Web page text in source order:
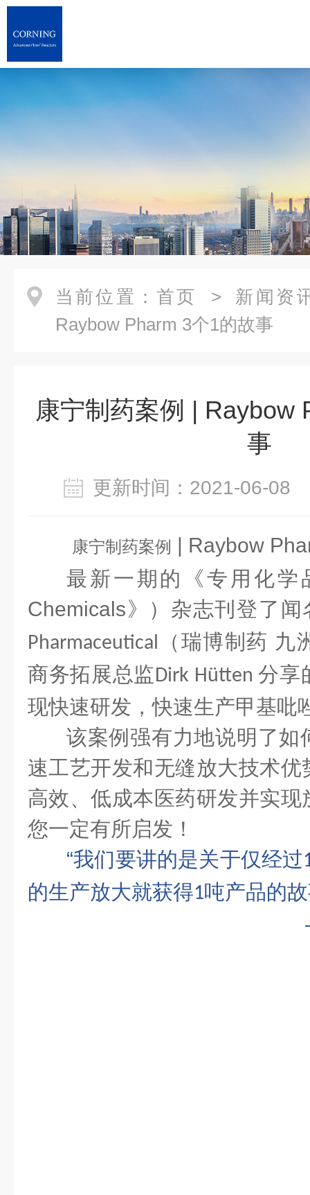
当前位置： 首页 > 新闻资
Raybow Pharm 3个1的故事
康宁制药案例 | Raybow
事
更新时间：2021-06-
康宁制药案例 | Raybow
最新一期的《专用化学
Chemicals》）杂志刊登了闻
Pharmaceutical （瑞博制药 九
商务拓展总监Dirk Hütten分享
现快速研发，快速生产甲基吡
该案例强有力地说明了如
速工艺开发和无缝放大技术
高效、低成本医药研发并实
您一定有所启发！
“我们要讲的是关于仅经过
的生产放大就获得1吨产品的